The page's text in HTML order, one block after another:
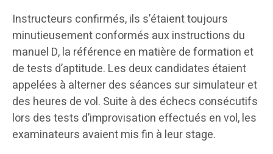
Instructeurs confirmés, ils s’étaient toujours
minutieusement conformés aux instructions du
manuel D, la référence en matière de formation et
de tests d’aptitude. Les deux candidates étaient
appelées à alterner des séances sur simulateur et
des heures de vol. Suite à des échecs consécutifs
lors des tests d’improvisation effectués en vol, les
examinateurs avaient mis fin à leur stage.